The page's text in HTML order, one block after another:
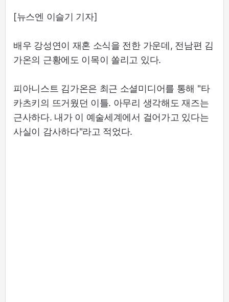
[뉴스엔 이슬기 기자]
배우 강성연이 재혼 소식을 전한 가운데, 전남편 김
가온의 근황에도 이목이 쏠리고 있다.
피아니스트 김가온은 최근 소셜미디어를 통해 "타
카츠키의 뜨거웠던 이틀. 아무리 생각해도 재즈는
근사하다. 내가 이 예술세계에서 걸어가고 있다는
사실이 감사하다"라고 적었다.